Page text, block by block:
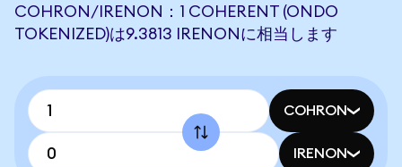
COHRON/IRENON：1 COHERENT (ONDO
TOKENIZED)は9.3813 IRENONに相当します
COHRON
IRENON